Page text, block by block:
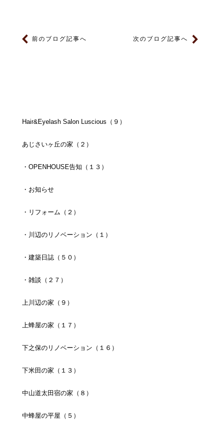
前のブログ記事へ 次のブログ記事へ
Hair&Eyelash Salon Luscious（９）
あじさいヶ丘の家（２）
・OPENHOUSE告知（１３）
・お知らせ
・リフォーム（２）
・川辺のリノベーション（１）
・建築日誌（５０）
・雑談（２７）
上川辺の家（９）
上蜂屋の家（１７）
下之保のリノベーション（１６）
下米田の家（１３）
中山道太田宿の家（８）
中蜂屋の平屋（５）